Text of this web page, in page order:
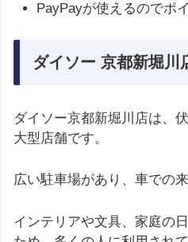
PayPayが使えるのでポ
ダイソー 京都新堀川
ダイソー京都新堀川店は、
大型店舗です。
広い駐車場があり、車での
インテリアや文具、家庭の